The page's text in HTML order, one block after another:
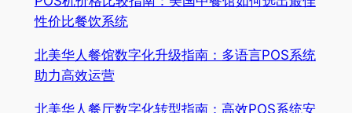
性价比餐饮系统
北美华人餐馆数字化升级指南：多语言POS系统
助力高效运营
北美华人餐厅数字化转型指南：高效POS系统安